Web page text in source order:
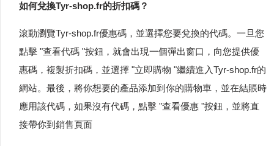
如何兌換Tyr-shop.fr的折扣碼？
滾動瀏覽Tyr-shop.fr優惠碼，並選擇您要兌換的代碼。一旦您
點擊 "查看代碼 "按鈕，就會出現一個彈出窗口，向您提供優
惠碼，複製折扣碼，並選擇 "立即購物 "繼續進入Tyr-shop.fr的
網站。最後，將你想要的產品添加到你的購物車，並在結賬時
應用該代碼，如果沒有代碼，點擊 "查看優惠 "按鈕，並將直
接帶你到銷售頁面